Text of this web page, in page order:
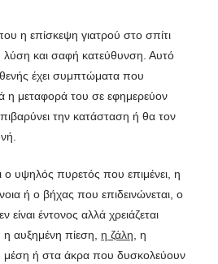
η επίσκεψη γιατρού στο σπίτι
λύση και σαφή κατεύθυνση. Αυτό
έχει συμπτώματα που
η μεταφορά του σε εφημερεύον
την κατάσταση ή θα τον
ο υψηλός πυρετός που επιμένει, η
ή ο βήχας που επιδεινώνεται, ο
έντονος αλλά χρειάζεται
αυξημένη πίεση, η ζάλη , η
μέση ή στα άκρα που δυσκολεύουν